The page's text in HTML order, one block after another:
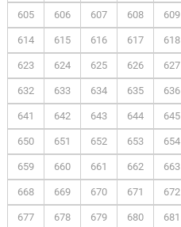
605 606 607 608 609
614 615 616 617 618
623 624 625 626 627
632 633 634 635 636
641 642 643 644 645
650 651 652 653 654
659 660 661 662 663
668 669 670 671 672
677 678 679 680 681